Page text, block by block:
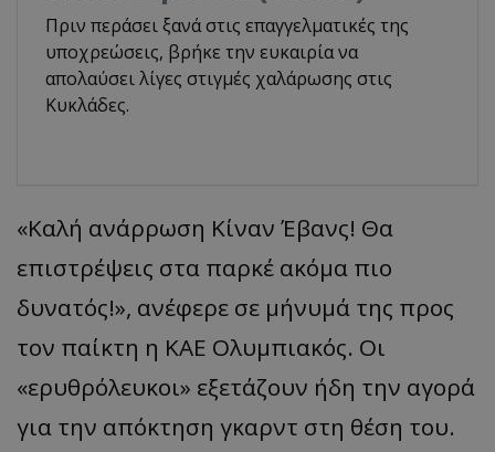
Πριν περάσει ξανά στις επαγγελματικές της
υποχρεώσεις, βρήκε την ευκαιρία να
απολαύσει λίγες στιγμές χαλάρωσης στις
Κυκλάδες.
«Καλή ανάρρωση Κίναν Έβανς! Θα
επιστρέψεις στα παρκέ ακόμα πιο
δυνατός!», ανέφερε σε μήνυμά της προς
τον παίκτη η ΚΑΕ Ολυμπιακός. Οι
«ερυθρόλευκοι» εξετάζουν ήδη την αγορά
για την απόκτηση γκαρντ στη θέση του.